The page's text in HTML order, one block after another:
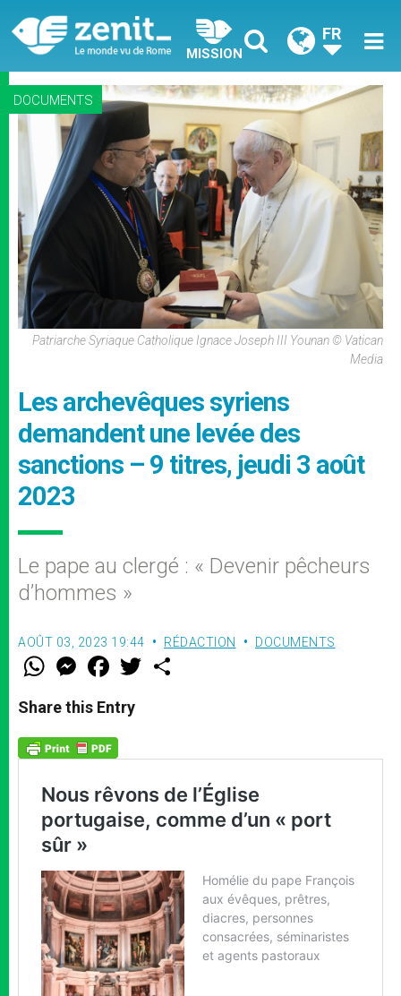
MISSION
FR
DOCUMENTS
Patriarche Syriaque Catholique Ignace Joseph III Younan © Vatican
Media
Les archevêques syriens
demandent une levée des
sanctions – 9 titres, jeudi 3 août
2023
Le pape au clergé : « Devenir pêcheurs
d’hommes »
AOÛT 03, 2023 19:44 RÉDACTION DOCUMENTS
W
t
s
p
p
M
e
s
e
g
e
F
a
e
b
o
k
w
Share this Entry